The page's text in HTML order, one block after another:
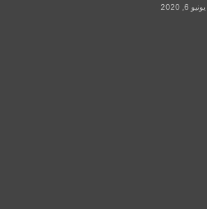
يونيو 6, 2020